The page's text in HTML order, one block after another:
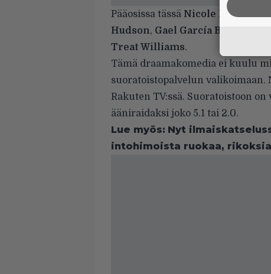
Pääosissa tässä Nicole Kassellin
Hudson, Gael García Bernal
Treat Williams.
Tämä draamakomedia ei kuulu
suoratoistopalvelun
Rakuten TV:ssä. Suoratoistoon
ääniraidaksi joko 5.1 tai 2.0.
Lue myös: Nyt
intohimoista ruokaa,